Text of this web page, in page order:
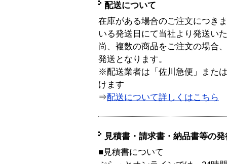
配送について
在庫がある場合のご注文につき
いる発送日にて当社より発送い
尚、複数の商品をご注文の場合
発送となります。
※配送業者は「佐川急便」また
けます
⇒配送について詳しくはこちら
見積書・請求書・納品書等の
■見積書について